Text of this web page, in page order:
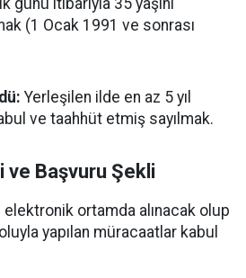
günü itibarıyla 35 yaşını
(1 Ocak 1991 ve sonrası
Yerleşilen ilde en az 5 yıl
ve taahhüt etmiş sayılmak.
ve Başvuru Şekli
ortamda alınacak olup
yapılan müracaatlar kabul